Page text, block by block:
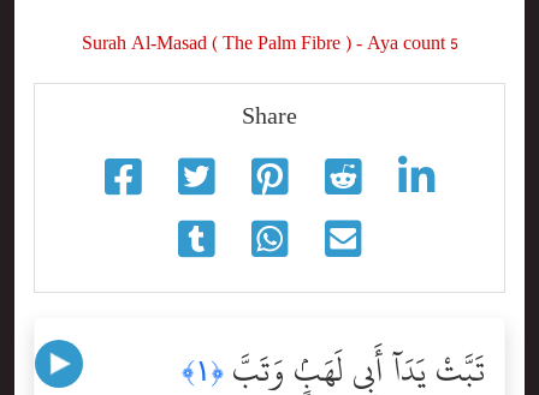
Surah Al-Masad ( The Palm Fibre ) - Aya count 5
Share
تَبَّتْ يَدَآ أَبِى لَهَبٍۢ وَتَبَّ ﴿١﴾